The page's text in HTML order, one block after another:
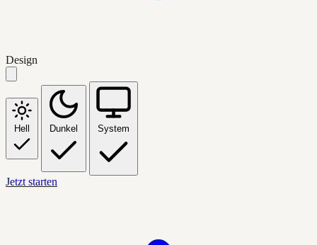
Design
Hell Dunkel System
Jetzt starten